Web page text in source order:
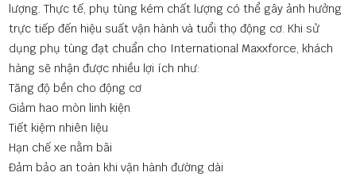
lượng. Thực tế, phụ tùng kém chất lượng có thể gây ảnh hưởng
trực tiếp đến hiệu suất vận hành và tuổi thọ động cơ. Khi sử
dụng phụ tùng đạt chuẩn cho International Maxxforce, khách
hàng sẽ nhận được nhiều lợi ích như:
Tăng độ bền cho động cơ
Giảm hao mòn linh kiện
Tiết kiệm nhiên liệu
Hạn chế xe nằm bãi
Đảm bảo an toàn khi vận hành đường dài